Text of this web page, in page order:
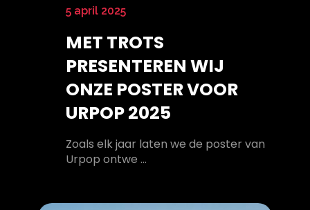
5 april 2025
MET TROTS
PRESENTEREN WIJ
ONZE POSTER VOOR
URPOP 2025
Zoals elk jaar laten we de poster van
Urpop ontwe ...